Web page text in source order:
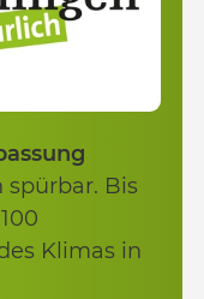
spürbar. Bis
Klimas in